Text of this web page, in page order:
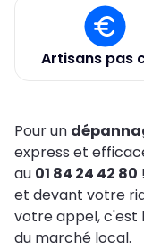
Artisans pas
Pour un
express et
au 01 84 24 42 80
et devant votre
votre appel, c'est
du marché local.